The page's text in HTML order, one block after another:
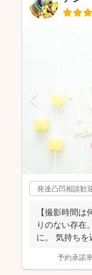
発達凸凹相談歓
【撮影時間
りのない存在
に。 気持ちを
予約承諾